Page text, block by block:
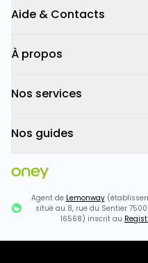
Aide & Contacts
À propos
Nos services
Nos guides
Agent de Lemonway
situé au 8, rue du Sentier
16568) inscrit au